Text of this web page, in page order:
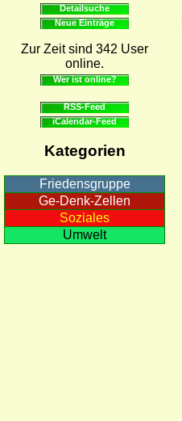
Detailsuche
Neue Einträge
Zur Zeit sind 342 User
online.
Wer ist online?
RSS-Feed
iCalendar-Feed
Kategorien
Friedensgruppe
Ge-Denk-Zellen
Soziales
Umwelt